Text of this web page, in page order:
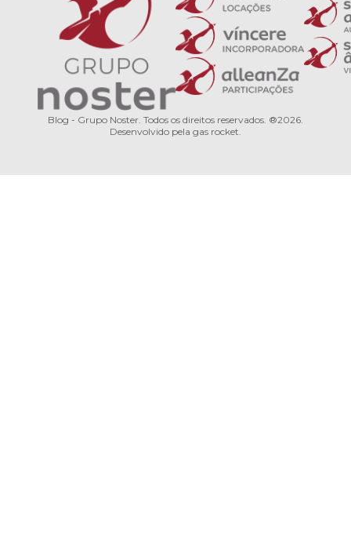
de
investir?
de
um
Blog - Grupo Noster. Todos os direitos reservados. ®2026.
Desenvolvido pela gas rocket.